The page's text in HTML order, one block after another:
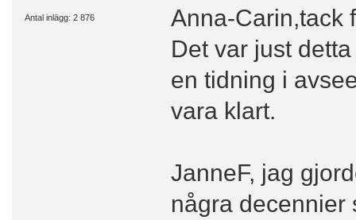
Antal inlägg: 2 876
Anna-Carin,tack
Det var just
en tidning i
vara klart.
JanneF, jag
några decennier